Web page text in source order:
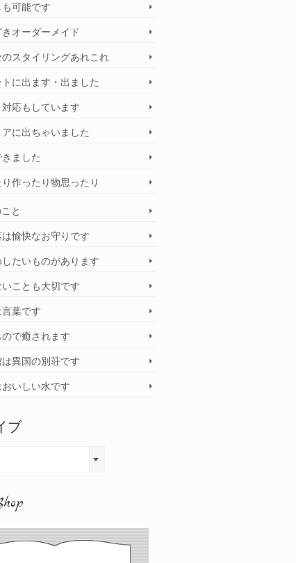
も可能です
きオーダーメイド
のスタイリングあれこれ
トに出ます・出ました
対応もしています
アに出ちゃいました
ました
作ったり物思ったり
と
は愉快なお守りです
したいものがあります
ことも大切です
葉です
で癒されます
は異国の別荘です
いしい水です
ブ